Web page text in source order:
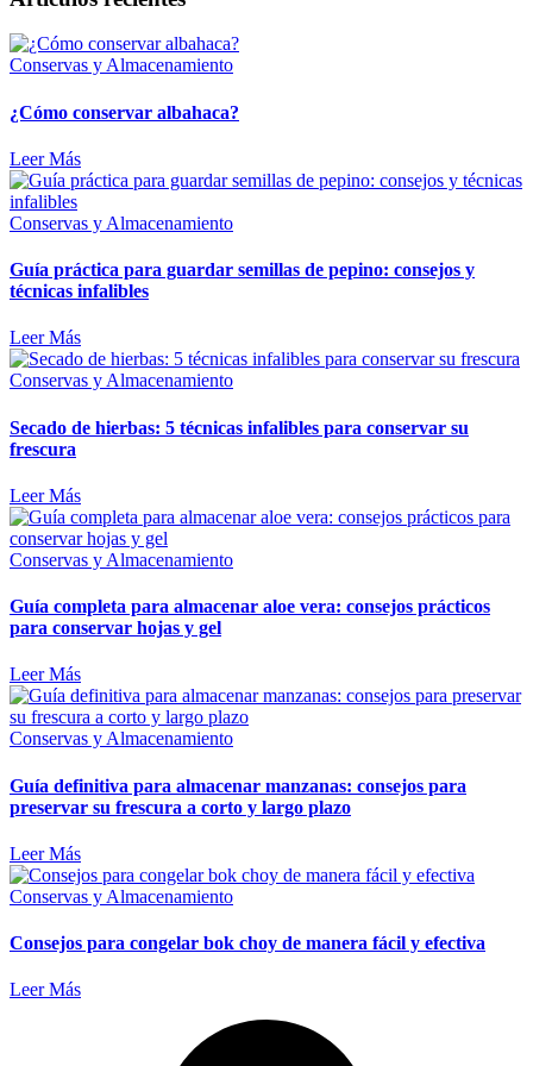
Conservas y Almacenamiento
¿Cómo conservar albahaca?
Leer Más
Conservas y Almacenamiento
Guía práctica para guardar semillas de pepino: consejos y
técnicas infalibles
Leer Más
Conservas y Almacenamiento
Secado de hierbas: 5 técnicas infalibles para conservar su
frescura
Leer Más
Conservas y Almacenamiento
Guía completa para almacenar aloe vera: consejos prácticos
para conservar hojas y gel
Leer Más
Conservas y Almacenamiento
Guía definitiva para almacenar manzanas: consejos para
preservar su frescura a corto y largo plazo
Leer Más
Conservas y Almacenamiento
Consejos para congelar bok choy de manera fácil y efectiva
Leer Más